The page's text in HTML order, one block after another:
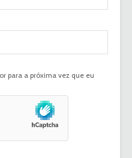
para a próxima vez que eu